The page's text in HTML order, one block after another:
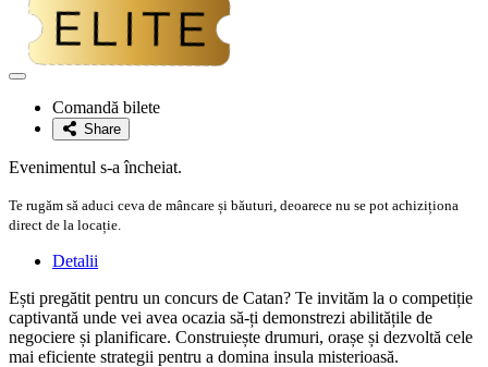
Adaugă
favoriteComandă bilete
Share
Evenimentul s-a încheiat.
Te rugăm să aduci ceva de mâncare și băuturi, deoarece nu se pot achiziționa
direct de la locație.
Detalii
Ești pregătit pentru un concurs de Catan? Te invităm la o competiție
captivantă unde vei avea ocazia să-ți demonstrezi abilitățile de
negociere și planificare. Construiește drumuri, orașe și dezvoltă cele
mai eficiente strategii pentru a domina insula misterioasă.